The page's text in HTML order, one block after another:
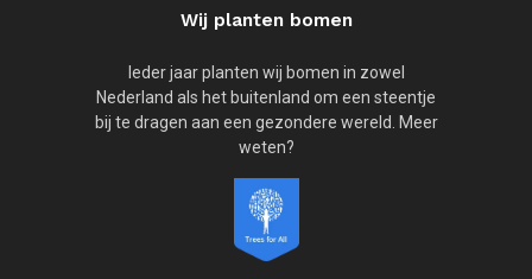
Wij planten bomen
Ieder jaar planten wij bomen in zowel
Nederland als het buitenland om een steentje
bij te dragen aan een gezondere wereld. Meer
weten?